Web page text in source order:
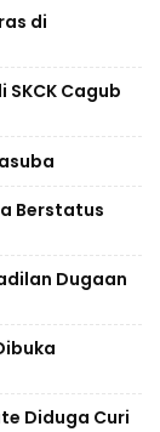
di
Cagub
Berstatus
Dugaan
Diduga Curi